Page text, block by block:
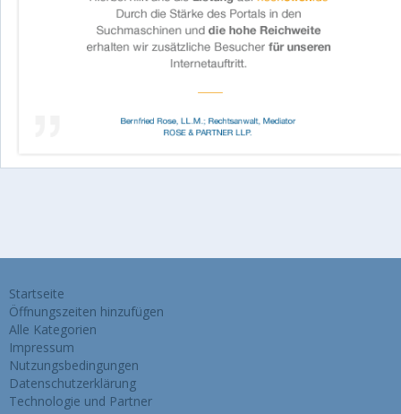
Startseite
Öffnungszeiten hinzufügen
Alle Kategorien
Impressum
Nutzungsbedingungen
Datenschutzerklärung
Technologie und Partner